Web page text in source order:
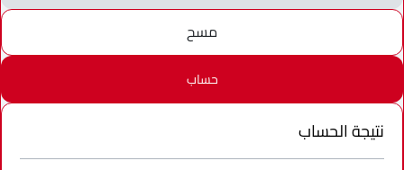
مسح
حساب
نتيجة الحساب